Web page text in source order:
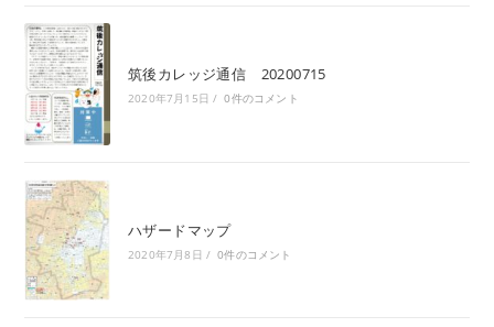
筑後カレッジ通信 20200715
2020年7月15日 / 0件のコメント
ハザードマップ
2020年7月8日 / 0件のコメント